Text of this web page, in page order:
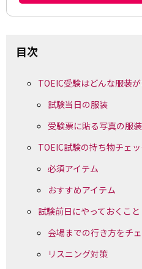
目次
TOEIC受験はどんな服装
試験当日の服装
受験票に貼る写真の服装
TOEIC試験の持ち物チェ
必須アイテム
おすすめアイテム
試験前日にやっておくこと
会場までの行き方をチ
リスニング対策